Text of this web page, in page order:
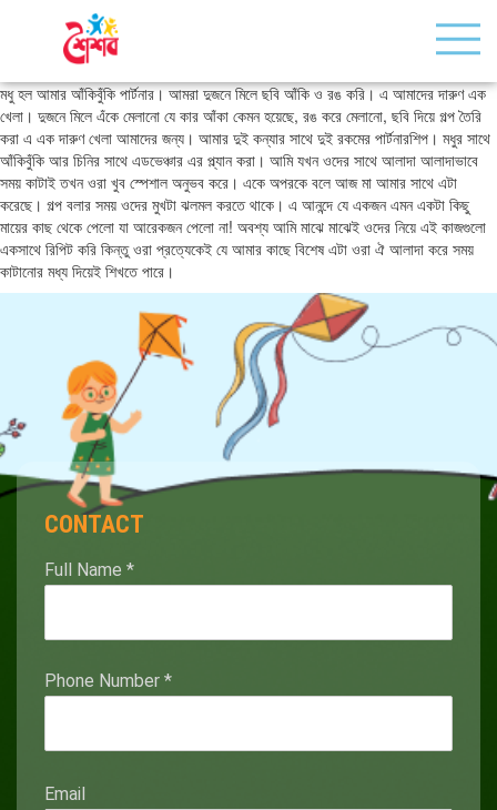
মধু হল আমার আঁকিবুঁকি পার্টনার। আমরা দুজনে মিলে ছবি আঁকি ও রঙ করি। এ আমাদের দারুণ এক
খেলা। দুজনে মিলে এঁকে মেলানো যে কার আঁকা কেমন হয়েছে, রঙ করে মেলানো, ছবি দিয়ে গল্প তৈরি
করা এ এক দারুণ খেলা আমাদের জন্য। আমার দুই কন্যার সাথে দুই রকমের পার্টনারশিপ। মধুর সাথে
আঁকিবুঁকি আর চিনির সাথে এডভেঞ্চার এর প্ল্যান করা। আমি যখন ওদের সাথে আলাদা আলাদাভাবে
সময় কাটাই তখন ওরা খুব স্পেশাল অনুভব করে। একে অপরকে বলে আজ মা আমার সাথে এটা
করেছে। গল্প বলার সময় ওদের মুখটা ঝলমল করতে থাকে। এ আনন্দে যে একজন এমন একটা কিছু
মায়ের কাছ থেকে পেলো যা আরেকজন পেলো না! অবশ্য আমি মাঝে মাঝেই ওদের নিয়ে এই কাজগুলো
একসাথে রিপিট করি কিন্তু ওরা প্রত্যেকেই যে আমার কাছে বিশেষ এটা ওরা ঐ আলাদা করে সময়
কাটানোর মধ্য দিয়েই শিখতে পারে।
CONTACT
Full Name *
Phone Number *
Email